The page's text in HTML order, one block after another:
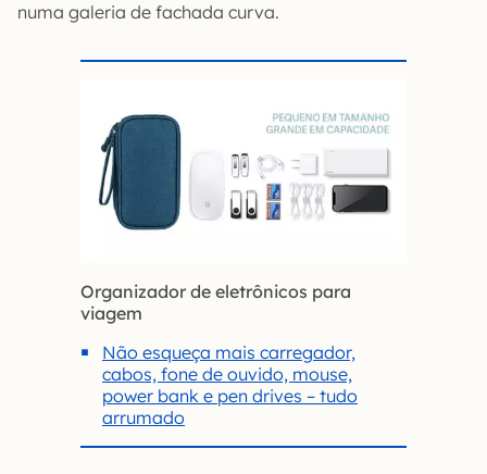
numa galeria de fachada curva.
Organizador de eletrônicos para
viagem
Não esqueça mais carregador,
cabos, fone de ouvido, mouse,
power bank e pen drives – tudo
arrumado